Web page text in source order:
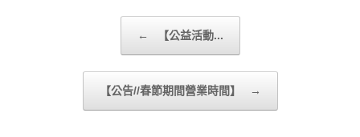
← 【公益活動...
【公告//春節期間營業時間】 →